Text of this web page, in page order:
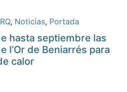
, Noticias, Portada
hasta septiembre las
l’Or de Beniarrés para
calor